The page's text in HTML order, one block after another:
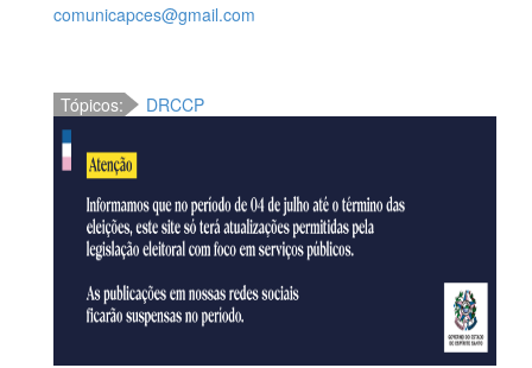
comunicapces@gmail.com
Tópicos: DRCCP